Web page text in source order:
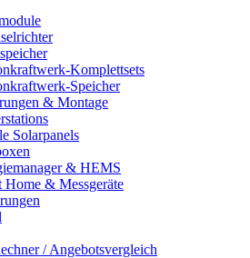
Komplettsets
Speicher
& Montage
Solarpanels
& HEMS
Home & Messgeräte
/ Angebotsvergleich